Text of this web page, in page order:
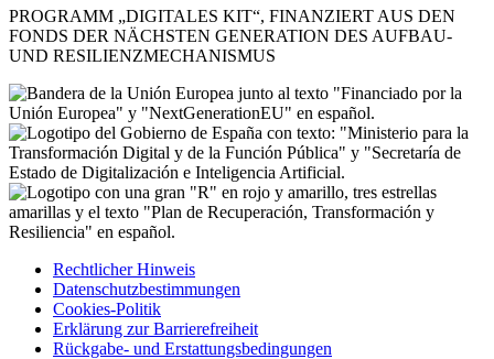
PROGRAMM „DIGITALES KIT“, FINANZIERT AUS DEN
FONDS DER NÄCHSTEN GENERATION DES AUFBAU-
UND RESILIENZMECHANISMUS
Rechtlicher Hinweis
Datenschutzbestimmungen
Cookies-Politik
Erklärung zur Barrierefreiheit
Rückgabe- und Erstattungsbedingungen